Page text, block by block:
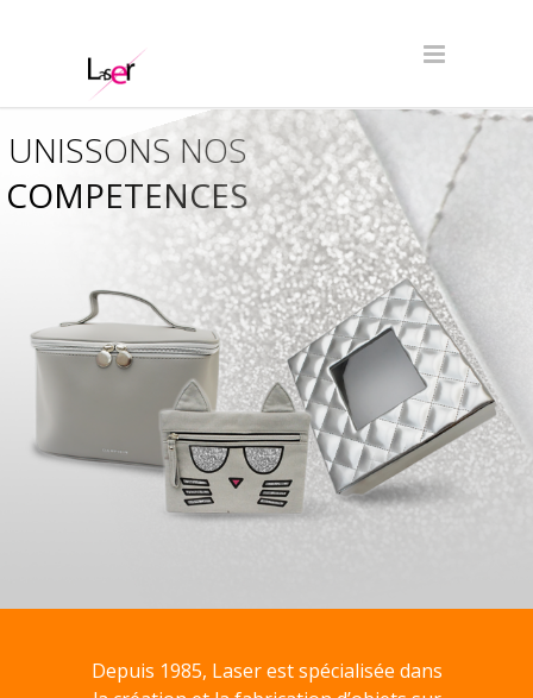
COMPETENCES
UNISSONS NOS
Depuis 1985, Laser est spécialisée dans